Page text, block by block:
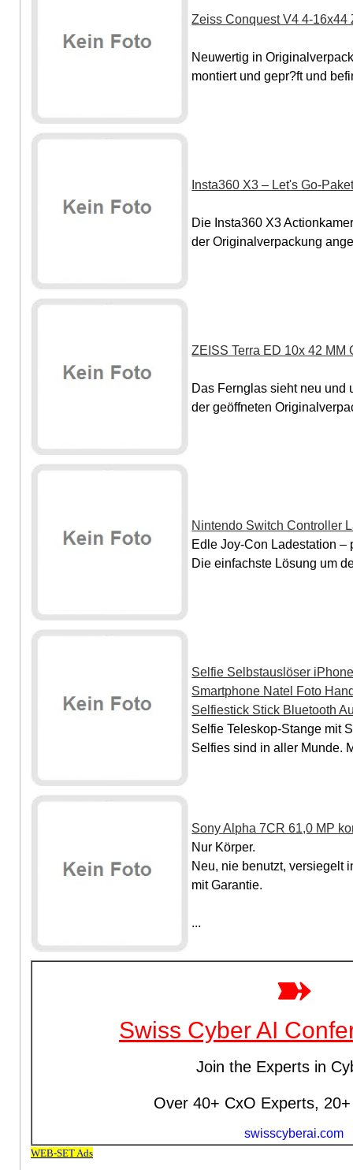
Zeiss Conquest V4 4-16x44
Neuwertig in
montiert und gepr?ft und
Insta360 X3 – Let's Go-
Die Insta360 X3
der Originalverpackung
ZEISS Terra ED 10x 42 MM
Das Fernglas sieht neu und
der geöffneten
Nintendo Switch Controller
Edle Joy-Con Ladestation –
Die einfachste Lösung um
Selfie Selbstauslöser
Smartphone Natel Foto
Selfiestick Stick Bluetooth
Selfie Teleskop-Stange mit
Selfies sind in aller Munde.
Sony Alpha 7CR 61,0 MP
Nur Körper.
Neu, nie benutzt, versiegelt
mit Garantie.
...